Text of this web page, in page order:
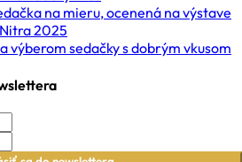
na mieru, ocenená na výstave
2025
výberom sedačky s dobrým vkusom